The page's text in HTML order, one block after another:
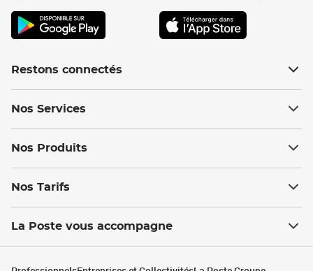
Restons connectés
Nos Services
Nos Produits
Nos Tarifs
La Poste vous accompagne